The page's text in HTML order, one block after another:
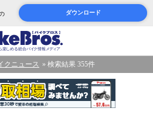
ダウンロード
クニュース 検索結果 355件